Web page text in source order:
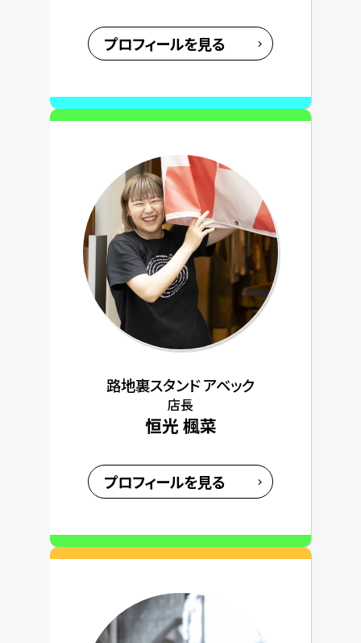
プロフィールを見る
路地裏スタンド アベック
店長
恒光 楓菜
プロフィールを見る